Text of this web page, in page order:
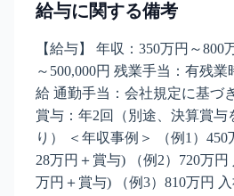
給与に関する備考
【給与】 年収：350万円～800
～500,000円 残業手当：有残
給 通勤手当：会社規定に基づ
賞与：年2回（別途、決算賞与
り） ＜年収事例＞ （例1）
28万円＋賞与) （例2）720万円
万円＋賞与) （例3）810万円